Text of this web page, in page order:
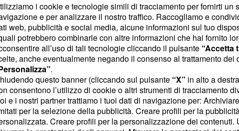
di partecipazione
necessari percandidarsi alla posizione di
c'è il conseguimento del Diploma di scuola
quinquennale e la buona conoscenza
i cookie e tecnologie simili di tracciamento per fornirti
e per analizzare il nostro traffico. Raccogliamo e
web, pubblicità e social media, alcune informazioni sul tuo
potrebbero combinarle con altre informazioni che hai fornito
all’uso di tali tecnologie cliccando il pulsante “Accetta
anche eventualmente negando il consenso al trattamento
.
questo banner (cliccando sul pulsante “X” in alto a
consentono l’utilizzo di cookie o altri strumenti di tracciamento
e i nostri partner trattiamo i tuoi dati di navigazione per:
per la selezione della pubblicità. Creare profili per la
Creare profili per la personalizzazione dei